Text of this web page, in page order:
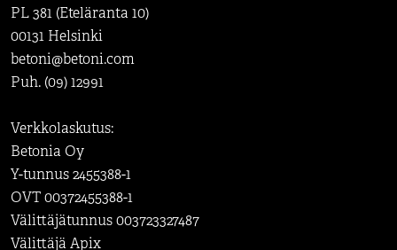
PL 381 (Eteläranta 10)
00131 Helsinki
betoni@betoni.com
Puh. (09) 12991
Verkkolaskutus:
Betonia Oy
Y-tunnus 2455388-1
OVT 00372455388-1
Välittäjätunnus 003723327487
Välittäjä Apix